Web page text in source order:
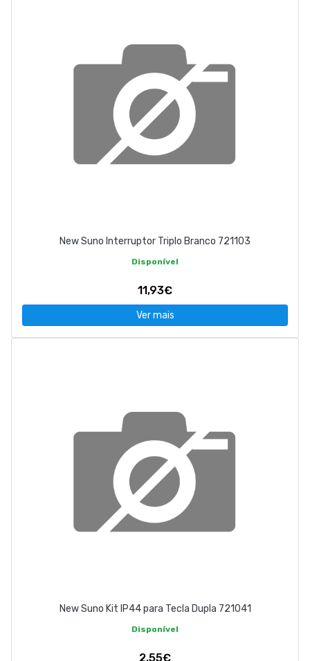
New Suno Interruptor Triplo Branco 721103
Disponível
11,93€
Ver mais
New Suno Kit IP44 para Tecla Dupla 721041
Disponível
2,55€